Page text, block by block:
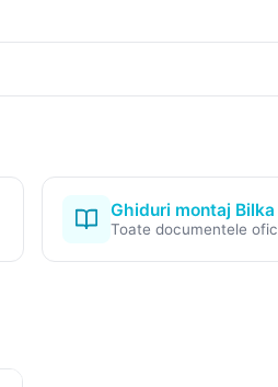
Ghiduri montaj Bilka
Toate documentele